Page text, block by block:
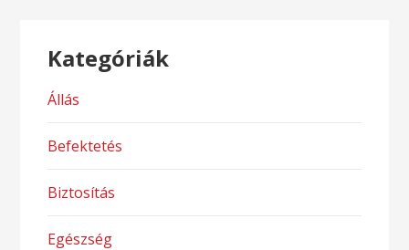
Kategóriák
Állás
Befektetés
Biztosítás
Egészség